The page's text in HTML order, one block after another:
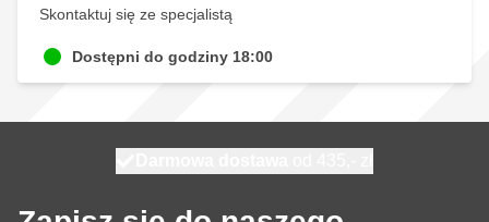
Skontaktuj się ze specjalistą
Dostępni do godziny 18:00